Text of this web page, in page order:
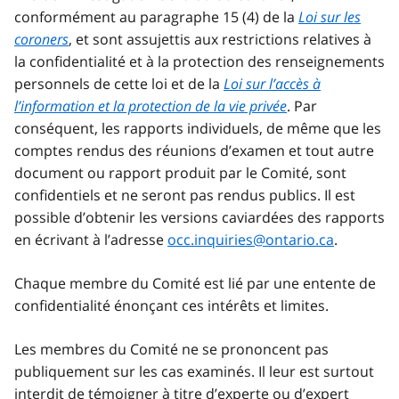
conformément au paragraphe 15 (4) de la Loi sur les
coroners, et sont assujettis aux restrictions relatives à
la confidentialité et à la protection des renseignements
personnels de cette loi et de la Loi sur l’accès à
l’information et la protection de la vie privée. Par
conséquent, les rapports individuels, de même que les
comptes rendus des réunions d’examen et tout autre
document ou rapport produit par le Comité, sont
confidentiels et ne seront pas rendus publics. Il est
possible d’obtenir les versions caviardées des rapports
en écrivant à l’adresse occ.inquiries@ontario.ca.
Chaque membre du Comité est lié par une entente de
confidentialité énonçant ces intérêts et limites.
Les membres du Comité ne se prononcent pas
publiquement sur les cas examinés. Il leur est surtout
interdit de témoigner à titre d’experte ou d’expert